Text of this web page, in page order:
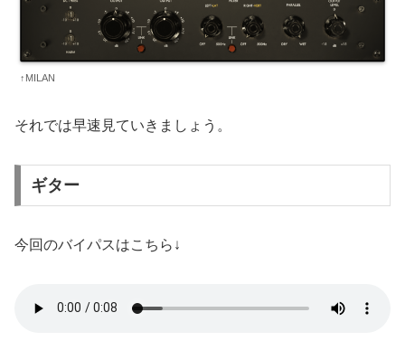
↑MILAN
それでは早速見ていきましょう。
ギター
今回のバイパスはこちら↓